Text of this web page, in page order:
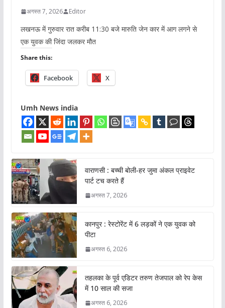
अगस्त 7, 2026 Editor
लखनऊ में गुरुवार रात करीब 11:30 बजे मारुति जेन कार में आग लगने से
एक युवक की जिंदा जलकर मौत
Share this:
Facebook X
Umh News india
वाराणसी : बच्ची बोली-हर जुमा अंकल प्राइवेट
पार्ट टच करते हैं
अगस्त 7, 2026
कानपुर : रेस्टोरेंट में 6 लड़कों ने एक युवक को
पीटा
अगस्त 6, 2026
तहलका के पूर्व एडिटर तरुण तेजपाल को रेप केस
में 10 साल की सजा
अगस्त 6, 2026